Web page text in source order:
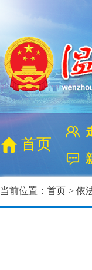
首页
当前位置： 首页 > 依